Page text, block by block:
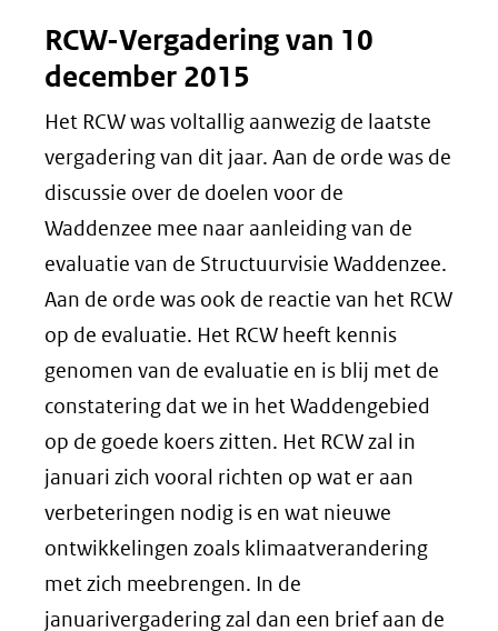
RCW-Vergadering van 10
december 2015
Het RCW was voltallig aanwezig de laatste
vergadering van dit jaar. Aan de orde was de
discussie over de doelen voor de
Waddenzee mee naar aanleiding van de
evaluatie van de Structuurvisie Waddenzee.
Aan de orde was ook de reactie van het RCW
op de evaluatie. Het RCW heeft kennis
genomen van de evaluatie en is blij met de
constatering dat we in het Waddengebied
op de goede koers zitten. Het RCW zal in
januari zich vooral richten op wat er aan
verbeteringen nodig is en wat nieuwe
ontwikkelingen zoals klimaatverandering
met zich meebrengen. In de
januarivergadering zal dan een brief aan de